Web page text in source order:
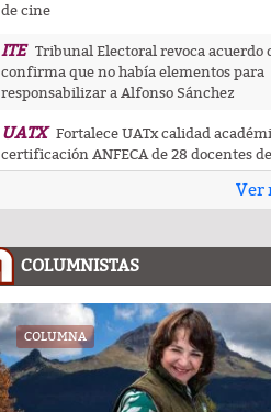
de cine
ITE Tribunal Electoral revoca acuerdo
confirma que no había elementos para
responsabilizar a Alfonso Sánchez
UATX Fortalece UATx calidad
certificación ANFECA de 28 docentes de
La docencia es el corazón de la
CAPITAL Tlaxcala capital da muestra
riqueza artesanal y gastronómica en
CEDHT Convoca CEDHT a personas
participar en la convocatoria
historia: voces que dejan huella
Ver
COLUMNISTAS
COLUMNA